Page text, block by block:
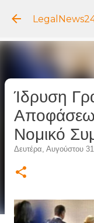
Ίδρυση
Νομικό
Δευτέρα, Αυγούστου